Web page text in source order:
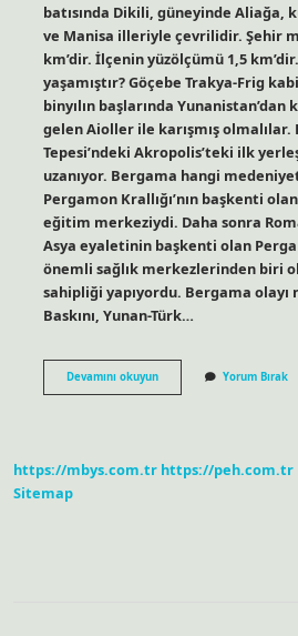
batısında Dikili, güneyinde Aliağa,
ve Manisa illeriyle çevrilidir. Şehir
km’dir. İlçenin yüzölçümü 1,5
yaşamıştır? Göçebe Trakya-Frig
binyılın başlarında Yunanistan’dan
gelen Aioller ile karışmış olmalılar.
Tepesi’ndeki Akropolis’teki ilk
uzanıyor. Bergama hangi
Pergamon Krallığı’nın başkenti
eğitim merkeziydi. Daha sonra
Asya eyaletinin başkenti olan
önemli sağlık merkezlerinden biri
sahipliği yapıyordu. Bergama olayı
Baskını, Yunan-Türk…
Devamını okuyunBergama
Nereli
Yorum Bırak
https://mbys.com.tr https://peh.com.tr
Sitemap